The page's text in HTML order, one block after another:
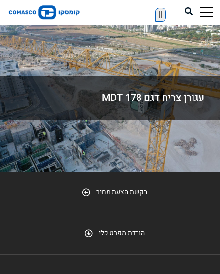
||
עגורן צריח דגם MDT 178
בקשת הצעת מחיר
הורדת מפרט כלי